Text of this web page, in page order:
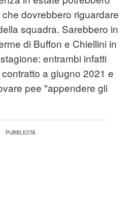
dovrebbero riguardare
squadra. Sarebbero in
di Buffon e Chiellini in
entrambi infatti
a giugno 2021 e
pee "appendere gli